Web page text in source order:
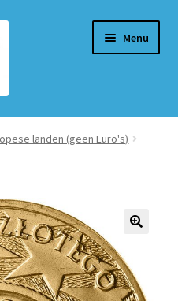
Menu
landen (geen Euro's)